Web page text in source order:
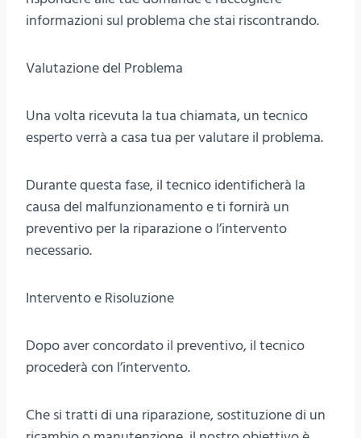
informazioni sul problema che stai riscontrando.
Valutazione del Problema
Una volta ricevuta la tua chiamata, un tecnico
esperto verrà a casa tua per valutare il problema.
Durante questa fase, il tecnico identificherà la
causa del malfunzionamento e ti fornirà un
preventivo per la riparazione o l’intervento
necessario.
Intervento e Risoluzione
Dopo aver concordato il preventivo, il tecnico
procederà con l’intervento.
Che si tratti di una riparazione, sostituzione di un